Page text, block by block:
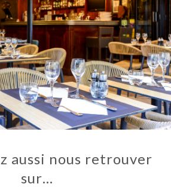
aussi nous retrouver
sur…